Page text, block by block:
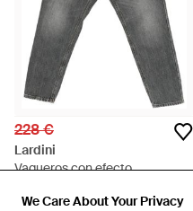
We Care About Your Privacy
We Care About Your Privacy
228 €
Lardini
Vaqueros con efecto